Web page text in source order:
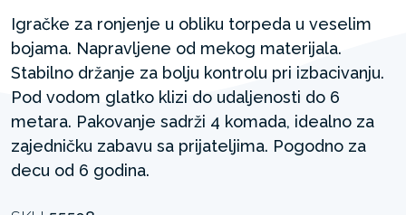
Igračke za ronjenje u obliku torpeda u veselim
bojama. Napravljene od mekog materijala.
Stabilno držanje za bolju kontrolu pri izbacivanju.
Pod vodom glatko klizi do udaljenosti do 6
metara. Pakovanje sadrži 4 komada, idealno za
zajedničku zabavu sa prijateljima. Pogodno za
decu od 6 godina.